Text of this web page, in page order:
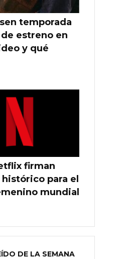
temporada
estreno en
y qué
firman
para el
mundial
DE LA SEMANA